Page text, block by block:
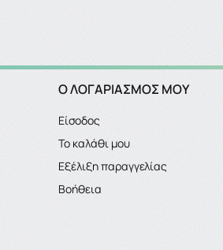
Ο ΛΟΓΑΡΙΑΣΜΌΣ ΜΟΥ
Είσοδος
Το καλάθι μου
Εξέλιξη παραγγελίας
Βοήθεια